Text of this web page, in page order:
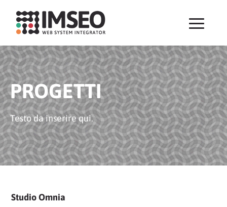
PROGETTI
Testo da inserire qui.
Studio Omnia